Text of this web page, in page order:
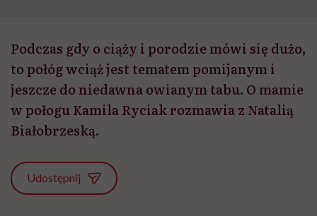
Podczas gdy o ciąży i porodzie mówi się dużo,
to połóg wciąż jest tematem pomijanym i
jeszcze do niedawna owianym tabu. O mamie
w połogu Kamila Ryciak rozmawia z Natalią
Białobrzeską.
Udostępnij